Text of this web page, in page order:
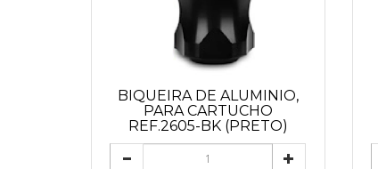
BIQUEIRA DE ALUMINIO,
PARA CARTUCHO
REF.2605-BK (PRETO)